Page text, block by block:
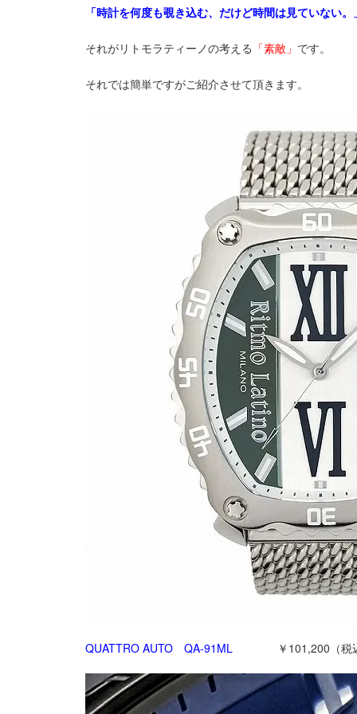
「時計を何度も覗き込む、だけど時間は見ていない。
それがリトモラティーノの考える 「素敵」 です。
それでは簡単ですがご紹介させて頂きます。
QUATTRO AUTO QA-91ML ￥101,200（税